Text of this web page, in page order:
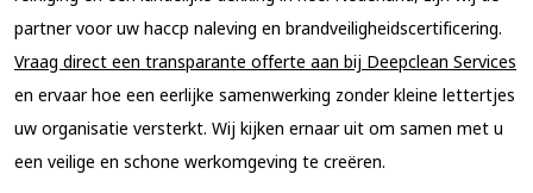
partner voor uw haccp naleving en brandveiligheidscertificering.
Vraag direct een transparante offerte aan bij Deepclean Services
en ervaar hoe een eerlijke samenwerking zonder kleine lettertjes
uw organisatie versterkt. Wij kijken ernaar uit om samen met u
een veilige en schone werkomgeving te creëren.